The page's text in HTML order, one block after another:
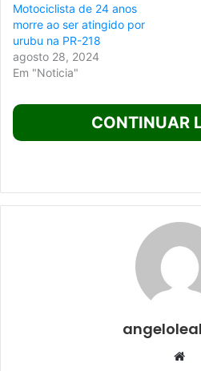
Motociclista de 24 anos
morre ao ser atingido por
urubu na PR-218
agosto 28, 2024
Em "Noticia"
CONTINUAR